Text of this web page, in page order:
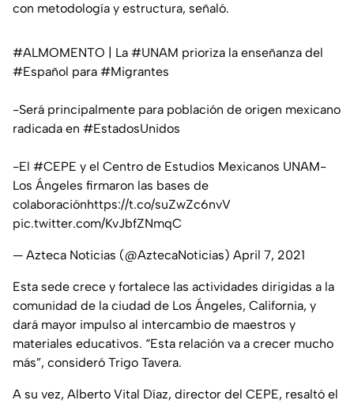
con metodología y estructura, señaló.
#ALMOMENTO | La #UNAM prioriza la enseñanza del
#Español para #Migrantes
-Será principalmente para población de origen mexicano
radicada en #EstadosUnidos
-El #CEPE y el Centro de Estudios Mexicanos UNAM-
Los Ángeles firmaron las bases de
colaboraciónhttps://t.co/suZwZc6nvV
pic.twitter.com/KvJbfZNmqC
— Azteca Noticias (@AztecaNoticias) April 7, 2021
Esta sede crece y fortalece las actividades dirigidas a la
comunidad de la ciudad de Los Ángeles, California, y
dará mayor impulso al intercambio de maestros y
materiales educativos. “Esta relación va a crecer mucho
más”, consideró Trigo Tavera.
A su vez, Alberto Vital Díaz, director del CEPE, resaltó el